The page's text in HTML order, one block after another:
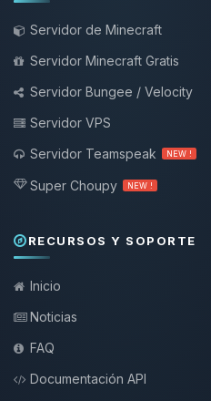
Servidor de Minecraft
Servidor Minecraft Gratis
Servidor Bungee / Velocity
Servidor VPS
Servidor Teamspeak
NEW !
Super Choupy NEW !
RECURSOS Y SOPORTE
Inicio
Noticias
FAQ
Documentación API